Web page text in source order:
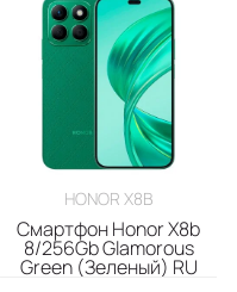
HONOR X8B
Смартфон Honor X8b
8/256Gb Glamorous
Green (Зеленый) RU